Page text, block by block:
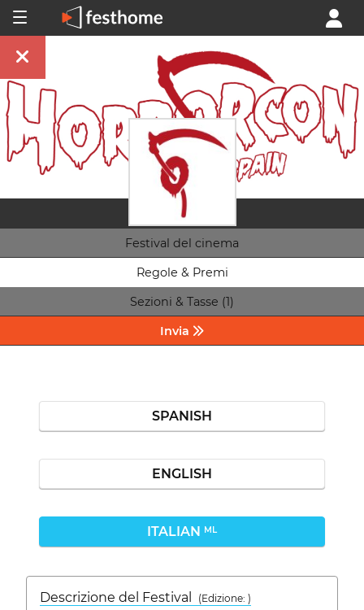
Festival del cinema
Regole & Premi
Sezioni & Tasse (1)
Invia
SPANISH
ENGLISH
ITALIAN ML
Descrizione del Festival
( Edizione: )